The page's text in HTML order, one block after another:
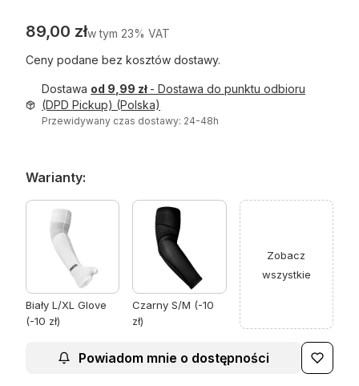
Cena
89,00 złw tym 23% VAT
w tym 23% VAT
Ceny podane bez kosztów dostawy.
Dostawa od 9,99 zł - Dostawa do punktu odbioru
(DPD Pickup) (Polska)
Przewidywany czas dostawy: 24-48h
Warianty:
Biały L/XL Glove
(-10 zł)
Czarny S/M (-10
zł)
Zobacz
wszystkie
Powiadom mnie o dostępności